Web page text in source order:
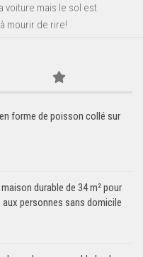
voiture mais le sol est
mourir de rire!
forme de poisson collé sur
durable de 34 m² pour
personnes sans domicile